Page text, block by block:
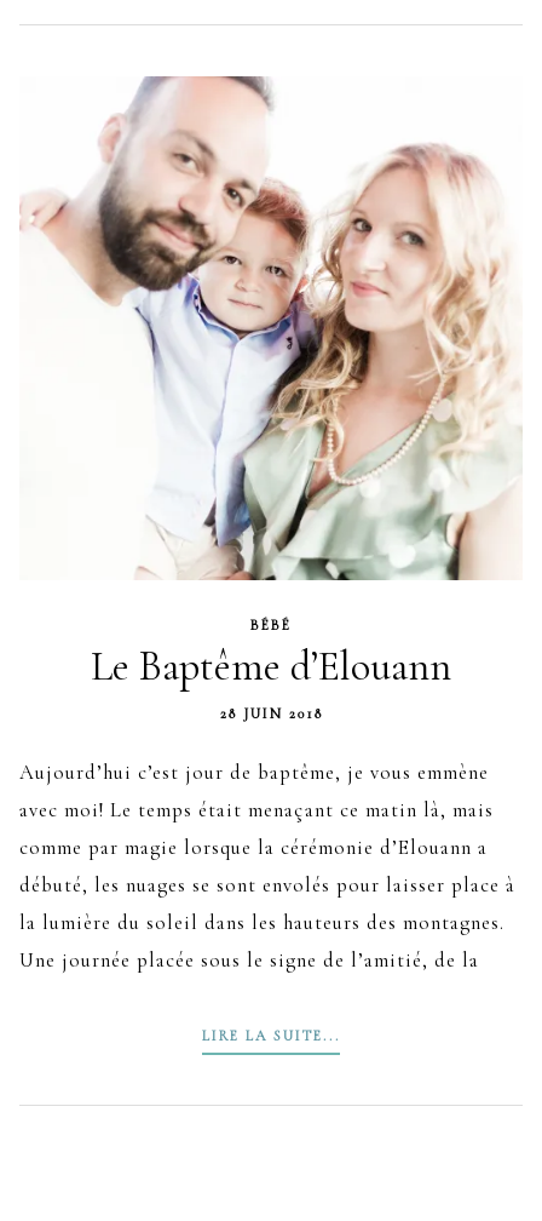
BÉBÉ
Le Baptême d’Elouann
28 JUIN 2018
Aujourd’hui c’est jour de baptême, je vous emmène
avec moi! Le temps était menaçant ce matin là, mais
comme par magie lorsque la cérémonie d’Elouann a
débuté, les nuages se sont envolés pour laisser place à
la lumière du soleil dans les hauteurs des montagnes.
Une journée placée sous le signe de l’amitié, de la
LIRE LA SUITE...